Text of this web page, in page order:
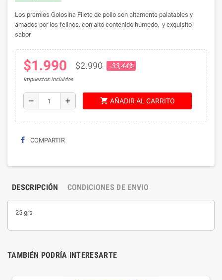
Los premios Golosina Filete de pollo son altamente palatables y
amados por los felinos. con alto contenido humedo, y exquisito
sabor
$1.990 $2.990 -33,44%
Impuestos incluidos
remove add shopping_cart AÑADIR AL CARRITO
COMPARTIR
DESCRIPCIÓN CONDICIONES DE ENVIO
25 grs
TAMBIÉN PODRÍA INTERESARTE